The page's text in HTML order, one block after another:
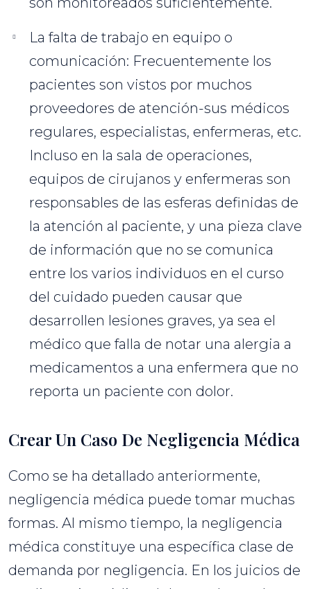
La falta de trabajo en equipo o
comunicación: Frecuentemente los
pacientes son vistos por muchos
proveedores de atención-sus médicos
regulares, especialistas, enfermeras, etc.
Incluso en la sala de operaciones,
equipos de cirujanos y enfermeras son
responsables de las esferas definidas de
la atención al paciente, y una pieza clave
de información que no se comunica
entre los varios individuos en el curso
del cuidado pueden causar que
desarrollen lesiones graves, ya sea el
médico que falla de notar una alergia a
medicamentos a una enfermera que no
reporta un paciente con dolor.
Crear Un Caso De Negligencia Médica
Como se ha detallado anteriormente,
negligencia médica puede tomar muchas
formas. Al mismo tiempo, la negligencia
médica constituye una específica clase de
demanda por negligencia. En los juicios de